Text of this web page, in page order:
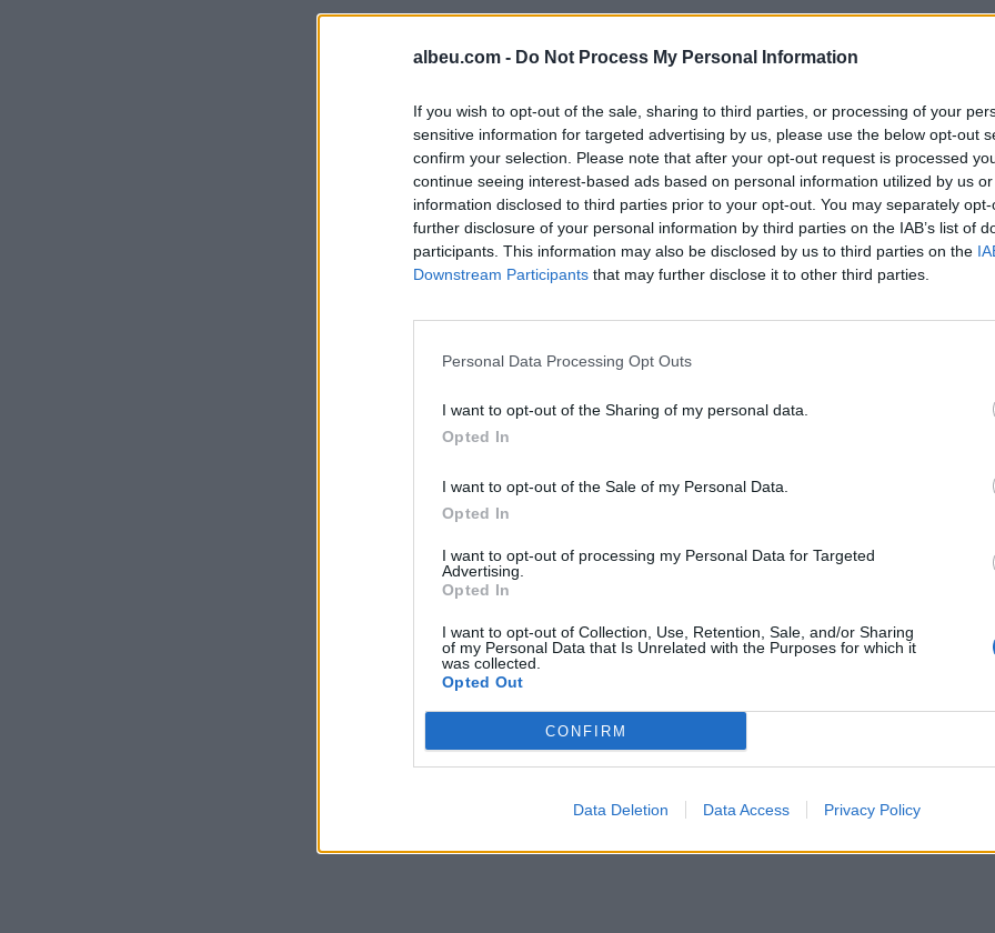
albeu.com - Do Not Process My Personal Information
If you wish to opt-out of the sale, sharing to third parties, or processing of your
sensitive information for targeted advertising by us, please use the below opt-out
confirm your selection. Please note that after your opt-out request is processed
continue seeing interest-based ads based on personal information utilized by us
information disclosed to third parties prior to your opt-out. You may separately
further disclosure of your personal information by third parties on the IAB’s list of
participants. This information may also be disclosed by us to third parties on the
Downstream Participants that may further disclose it to other third parties.
Personal Data Processing Opt Outs
I want to opt-out of the Sharing of my personal data.
Opted In
I want to opt-out of the Sale of my Personal Data.
Opted In
I want to opt-out of processing my Personal Data for Targeted
Advertising.
Opted In
I want to opt-out of Collection, Use, Retention, Sale, and/or Sharing
of my Personal Data that Is Unrelated with the Purposes for which it
was collected.
Opted Out
CONFIRM
Data Deletion Data Access Privacy Policy